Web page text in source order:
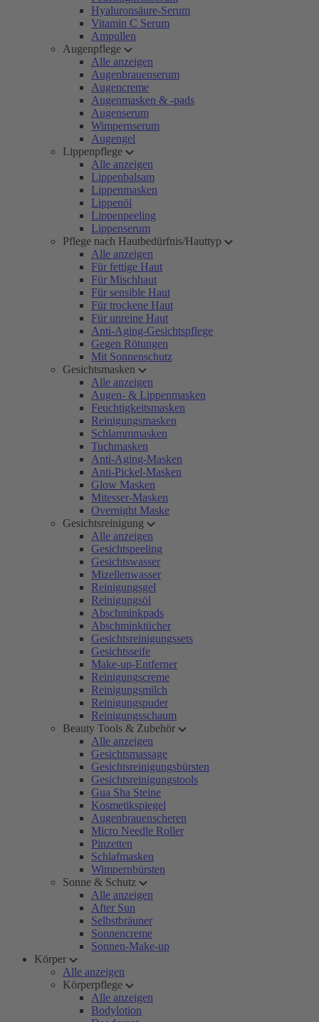
Hyaluronsäure-Serum
Vitamin C Serum
Ampullen
Augenpflege
Alle anzeigen
Augenbrauenserum
Augencreme
Augenmasken & -pads
Augenserum
Wimpernserum
Augengel
Lippenpflege
Alle anzeigen
Lippenbalsam
Lippenmasken
Lippenöl
Lippenpeeling
Lippenserum
Pflege nach Hautbedürfnis/Hauttyp
Alle anzeigen
Für fettige Haut
Für Mischhaut
Für sensible Haut
Für trockene Haut
Für unreine Haut
Anti-Aging-Gesichtspflege
Gegen Rötungen
Mit Sonnenschutz
Gesichtsmasken
Alle anzeigen
Augen- & Lippenmasken
Feuchtigkeitsmasken
Reinigungsmasken
Schlammmasken
Tuchmasken
Anti-Aging-Masken
Anti-Pickel-Masken
Glow Masken
Mitesser-Masken
Overnight Maske
Gesichtsreinigung
Alle anzeigen
Gesichtspeeling
Gesichtswasser
Mizellenwasser
Reinigungsgel
Reinigungsöl
Abschminkpads
Abschminktücher
Gesichtsreinigungssets
Gesichtsseife
Make-up-Entferner
Reinigungscreme
Reinigungsmilch
Reinigungspuder
Reinigungsschaum
Beauty Tools & Zubehör
Alle anzeigen
Gesichtsmassage
Gesichtsreinigungsbürsten
Gesichtsreinigungstools
Gua Sha Steine
Kosmetikspiegel
Augenbrauenscheren
Micro Needle Roller
Pinzetten
Schlafmasken
Wimpernbürsten
Sonne & Schutz
Alle anzeigen
After Sun
Selbstbräuner
Sonnencreme
Sonnen-Make-up
Körper
Alle anzeigen
Körperpflege
Alle anzeigen
Bodylotion